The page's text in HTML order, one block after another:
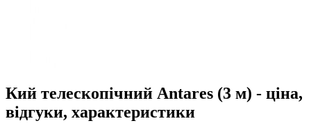
Кий телескопічний Antares (3 м) - ціна,
відгуки, характеристики